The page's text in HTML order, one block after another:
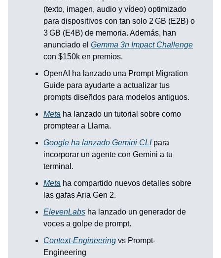
(texto, imagen, audio y vídeo) optimizado
para dispositivos con tan solo 2 GB (E2B) o
3 GB (E4B) de memoria. Además, han
anunciado el Gemma 3n Impact Challenge
con $150k en premios.
OpenAI ha lanzado una Prompt Migration
Guide para ayudarte a actualizar tus
prompts diseñdos para modelos antiguos.
Meta ha lanzado un tutorial sobre como
promptear a Llama.
Google ha lanzado Gemini CLIpara
incorporar un agente con Gemini a tu
terminal.
Meta ha compartido nuevos detalles sobre
las gafas Aria Gen 2.
ElevenLabs ha lanzado un generador de
voces a golpe de prompt.
Context-Engineering vs Prompt-
Engineering